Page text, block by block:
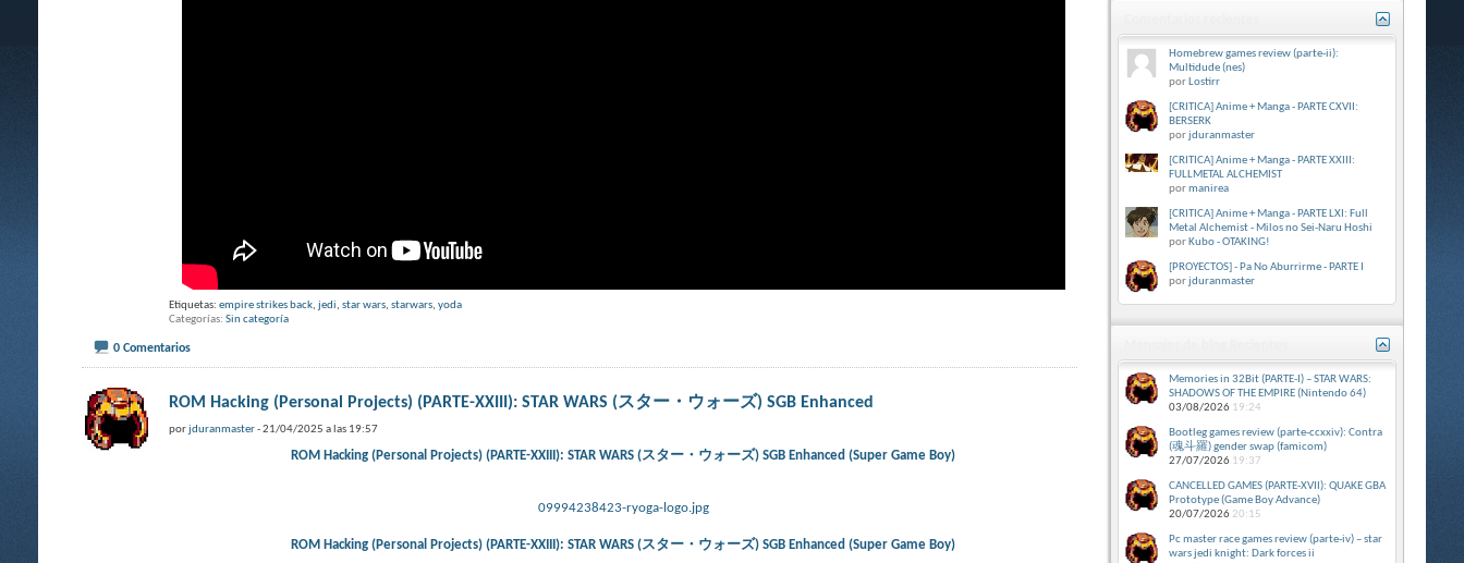
Etiquetas: empire strikes back, jedi, star wars, starwars, yoda
Categorías Sin categoría
0 Comentarios
ROM Hacking (Personal Projects) (PARTE-XXIII): STAR WARS (スター・ウォーズ) SGB Enhanced
porjduranmaster- 21/04/2025 a las 19:57
ROM Hacking (Personal Projects) (PARTE-XXIII): STAR WARS (スター・ウォーズ) SGB Enhanced (Super Game Boy)
09994238423-ryoga-logo.jpg
ROM Hacking (Personal Projects) (PARTE-XXIII): STAR WARS (スター・ウォーズ) SGB Enhanced (Super Game Boy)
Homebrew games review (parte-ii):
Multidude (nes)
por Lostirr
[CRITICA] Anime + Manga - PARTE CXVII:
BERSERK
porjduranmaster
[CRITICA] Anime + Manga - PARTE XXIII:
FULLMETAL ALCHEMIST
pormanirea
[CRITICA] Anime + Manga - PARTE LXI: Full
Metal Alchemist - Milos no Sei-Naru Hoshi
por Kubo - OTAKING!
[PROYECTOS] - Pa No Aburrirme - PARTE I
porjduranmaster
Memories in 32Bit (PARTE-I) – STAR WARS:
SHADOWS OF THE EMPIRE (Nintendo 64)
03/08/2026 19:24
Bootleg games review (parte-ccxxiv): Contra
(魂斗羅) gender swap (famicom)
27/07/2026 19:37
CANCELLED GAMES (PARTE-XVII): QUAKE GBA
Prototype (Game Boy Advance)
20/07/2026 20:15
Pc master race games review (parte-iv) – star
wars jedi knight: Dark forces ii